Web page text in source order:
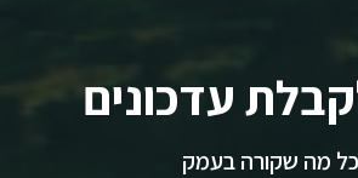
עדכונים
מה שקורה בעמק